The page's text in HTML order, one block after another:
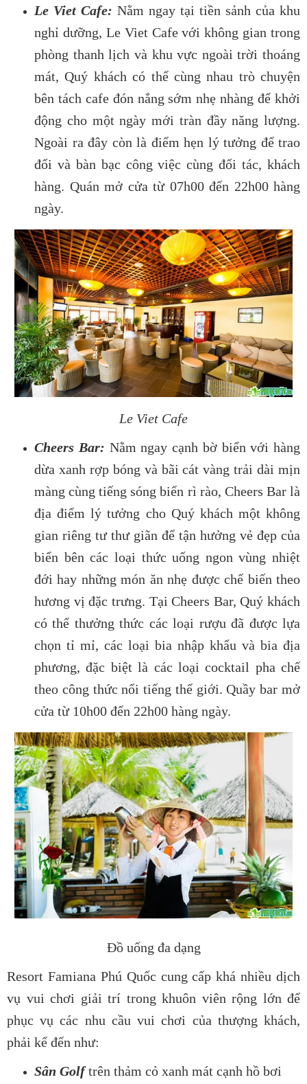
Le Viet Cafe: Nằm ngay tại tiền sảnh của khu
nghỉ dưỡng, Le Viet Cafe với không gian trong
phòng thanh lịch và khu vực ngoài trời thoáng
mát, Quý khách có thể cùng nhau trò chuyện
bên tách cafe đón nắng sớm nhẹ nhàng để khởi
động cho một ngày mới tràn đầy năng lượng.
Ngoài ra đây còn là điểm hẹn lý tưởng để trao
đổi và bàn bạc công việc cùng đối tác, khách
hàng. Quán mở cửa từ 07h00 đến 22h00 hàng
ngày.
Le Viet Cafe
Cheers Bar: Nằm ngay cạnh bờ biển với hàng
dừa xanh rợp bóng và bãi cát vàng trải dài mịn
màng cùng tiếng sóng biển rì rào, Cheers Bar là
địa điểm lý tưởng cho Quý khách một không
gian riêng tư thư giãn để tận hưởng vẻ đẹp của
biển bên các loại thức uống ngon vùng nhiệt
đới hay những món ăn nhẹ được chế biến theo
hương vị đặc trưng. Tại Cheers Bar, Quý khách
có thể thưởng thức các loại rượu đã được lựa
chọn tỉ mỉ, các loại bia nhập khẩu và bia địa
phương, đặc biệt là các loại cocktail pha chế
theo công thức nổi tiếng thế giới. Quầy bar mở
cửa từ 10h00 đến 22h00 hàng ngày.
Đồ uống đa dạng
Resort Famiana Phú Quốc cung cấp khá nhiều dịch
vụ vui chơi giải trí trong khuôn viên rộng lớn để
phục vụ các nhu cầu vui chơi của thượng khách,
phải kể đến như:
Sân Golftrên thảm cỏ xanh mát cạnh hồ bơi